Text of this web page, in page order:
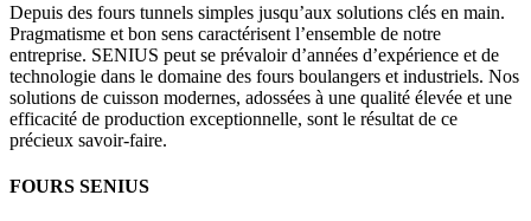
Depuis des fours tunnels simples jusqu’aux solutions clés en main.
Pragmatisme et bon sens caractérisent l’ensemble de notre
entreprise. SENIUS peut se prévaloir d’années d’expérience et de
technologie dans le domaine des fours boulangers et industriels. Nos
solutions de cuisson modernes, adossées à une qualité élevée et une
efficacité de production exceptionnelle, sont le résultat de ce
précieux savoir-faire.
FOURS SENIUS